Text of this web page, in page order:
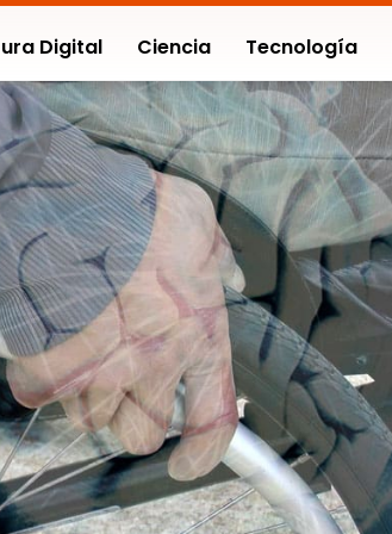
Digital Ciencia Tecnología